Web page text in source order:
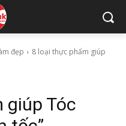
đẹp
8 loại thực phẩm giúp
giúp Tóc